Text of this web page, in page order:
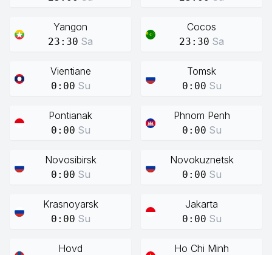
Yangon
23:30 Sa
Cocos
23:30 Sa
Vientiane
0:00 Su
Tomsk
0:00 Su
Pontianak
0:00 Su
Phnom Penh
0:00 Su
Novosibirsk
0:00 Su
Novokuznetsk
0:00 Su
Krasnoyarsk
0:00 Su
Jakarta
0:00 Su
Hovd Ho Chi Minh